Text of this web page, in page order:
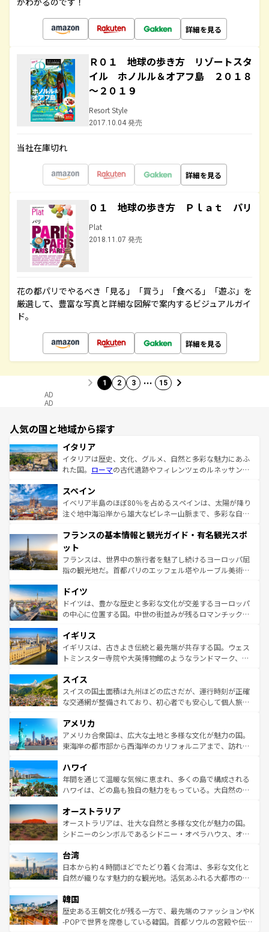
詳細を見る
Ｒ０１ 地球の歩き方 リゾートスタ
イル ホノルル＆オアフ島 ２０１８
～２０１９
Resort Style
2017.10.04 発売
当社在庫切れ
詳細を見る
０１ 地球の歩き方 Ｐｌａｔ パリ
Plat
2018.11.07 発売
花の都パリでやるべき「見る」「買う」「食べる」「遊ぶ」を
厳選して、豊富な写真と詳細な図解で案内するビジュアルガイ
ド。
詳細を見る
1 2 3 … 15
AD
AD
人気の国と地域から探す
イタリア
イタリアは歴史、文化、グルメ、自然と多彩な魅力にあふ
れた国。 ローマの古代遺跡やフィレンツェのルネッサンス
ろん、トスカーナの美しい田園風景やアマルフィ海岸の絶
景など、自然景観も見逃せない。観光の合間には、本場の
ピザやパスタなど、絶品のイタリア料理を堪能することも
ませてくれるイタリアで、忘れられない旅をしてみよう！
なお、新着のイタリア情報は
しい。
スペイン
イベリア半島のほぼ80％を占めるスペインは、太陽が降り
注ぐ地中海沿岸から雄大なピレネー山脈まで、多彩な自然
文化が根付くこの国では、情熱的なフラメンコ、熱気あふ
れる闘牛、そして美味しいタパスが生活の一部となってい
る。首都マドリードの洗練された雰囲気や、バルセロナの
アートに溢れた街角から、地方では古代ローマ遺跡や中世
せる。地方によって風土や気候が異なるスペインはその個
性で訪れる人を魅了する。 なお、新着のスペイン情報は コ
ンテンツ一覧を参照してほしい。
フランスの基本情報と観光ガイド・有名観光スポ
ット
フランスは、世界中の旅行者を魅了し続けるヨーロッパ屈
指の観光地だ。首都パリのエッフェル塔やルーブル美術館
で、幅広い魅力が詰まっている。華麗な宮殿、歴史的な大
聖堂、美しいビーチ、そして豊かな自然が、訪れる者を心
から魅了する。また、フランスは美食の国としても知ら
いる。シャンパンの発祥地であるランス、プロヴァンスの
香り高いラベンダー畑など、多彩な楽しみ方が可能だ。さ
らに、パリ以外の地域にも魅力が溢れており、どの街角に
れる地方に足を運ぶとそれぞれで全く異なる文化を体験で
きるだろう。 なお、新着のフランス情報はコンテンツ一覧
を参照してほしい。
ドイツ
ドイツは、豊かな歴史と多彩な文化が交差するヨーロッパ
の中心に位置する国。中世の街並みが残るロマンチック街
顔を持つこの国は、どこを歩いても飽きることがない。ベ
ルリンの文化的活気、バイエルン州のアルプスの絶景、そ
してライン川沿いのワイン畑といった風景は必見。ビール
は、お酒好きな人にはぜひ体験してほしい。 なお、新着の
ドイツ情報はコンテンツ一覧を参照してほしい。
イギリス
イギリスは、古きよき伝統と最先端が共存する国。ウェス
トミンスター寺院や大英博物館のようなランドマーク、歴
リアごとに異なる魅力がある。また、優雅なアフタヌーン
ティー、ビール好きにはたまらない英国パブ、サッカー観
戦など、本場だからこそできる体験も豊富。イギリスを旅
ンツ一覧を参照してほしい。
スイス
スイスの国土面積は九州ほどの広さだが、運行時刻が正確
な交通網が整備されており、初心者でも安心して個人旅行
の建物がそのまま残る町や、スイスならではのユニークな
博物館もあり、アルプス観光だけでなく町歩きも満喫する
ことができる。国民の所得が高いため物価も高いが、旅行
ば市内交通費無料で観光を楽しむこともできる。 なお、新
着のスイス情報はコンテンツ一覧 を参照してほしい。
アメリカ
アメリカ合衆国は、広大な土地と多様な文化が魅力の国。
東海岸の都市部から西海岸のカリフォルニアまで、訪れる
のような巨大都市は、観光、ショッピング、エンターテイ
ンメントが詰まった刺激的なスポットだ。一方、アメリカ
西部には大自然が広がり、グランドキャニオンやイエロー
部のニューオーリンズでは、音楽と美食が融合した独特の
文化が魅力。旅行者はアメリカの各地域で異なる魅力を楽
しみながら、その多様性と豊かな歴史を感じることができ
ならではの贅沢な旅のスタイルだ。 なお、新着のアメリカ
情報はコンテンツ一覧を参照してほしい。
ハワイ
年間を通じて温暖な気候に恵まれ、多くの島で構成される
ハワイは、どの島も独自の魅力をもっている。大自然の神
ワイ島は見逃せない。また、定番の観光地といえばオアフ
島だが、静かな自然を求めるならマウイ島やカウアイ島が
おすすめ。エメラルドグリーンに輝く海をはじめ、豊かな
れるおもてなしの心で訪れる人々を迎えてくれるハワイの
人々、おいしいローカルフードやハワイアンミュージッ
ク、伝統的なフラダンスなど、すべてがハワイの魅力を彩
ワイを、存分に味わってほしい。 なお、新着のハワイ情報
はコンテンツ一覧を参照してほしい。
オーストラリア
オーストラリアは、壮大な自然と多様な文化が魅力の国。
シドニーのシンボルであるシドニー・オペラハウス、オー
リアリーフや大陸中央部にそびえるウルル（エアーズロッ
ク）、タスマニアの美しい原生林やケアンズの熱帯雨林な
ど、見どころがたくさん。また、カフェやワイン、オージ
いる。アクティビティも充実しており、サーフィンやダイ
ビング、ハイキングなど、アウトドア好きにはたまらな
い。オーストラリアの多彩な魅力を存分に味わいつくそ
台湾
日本から約４時間ほどでたどり着く台湾は、多彩な文化と
自然が織りなす魅力的な観光地。活気あふれる大都市の台
ン）、静ひつな山岳地帯である台湾東部など、都市の喧騒
と山間の静けさが共存しており、訪れる人に新しい発見と
驚きをもたらしてくれる。また、奥深い台湾の食文化も魅
韓国
歴史ある王朝文化が残る一方で、最先端のファッションやK
-POPで世界を席巻している韓国。首都ソウルの宮殿や伝統